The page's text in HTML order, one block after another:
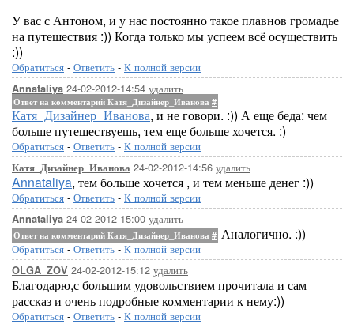
У вас с Антоном, и у нас постоянно такое плавнов громадье
на путешествия :)) Когда только мы успеем всё осуществить
:))
Обратиться - Ответить - К полной версии
Annataliya 24-02-2012-14:54 удалить
Ответ на комментарий Катя_Дизайнер_Иванова #
Катя_Дизайнер_Иванова, и не говори. :)) А еще беда: чем
больше путешествуешь, тем еще больше хочется. :)
Обратиться - Ответить - К полной версии
Катя_Дизайнер_Иванова 24-02-2012-14:56 удалить
Annataliya, тем больше хочется , и тем меньше денег :))
Обратиться - Ответить - К полной версии
Annataliya 24-02-2012-15:00 удалить
Ответ на комментарий Катя_Дизайнер_Иванова # Аналогично. :))
Обратиться - Ответить - К полной версии
OLGA_ZOV 24-02-2012-15:12 удалить
Благодарю,с большим удовольствием прочитала и сам
рассказ и очень подробные комментарии к нему:))
Обратиться - Ответить - К полной версии